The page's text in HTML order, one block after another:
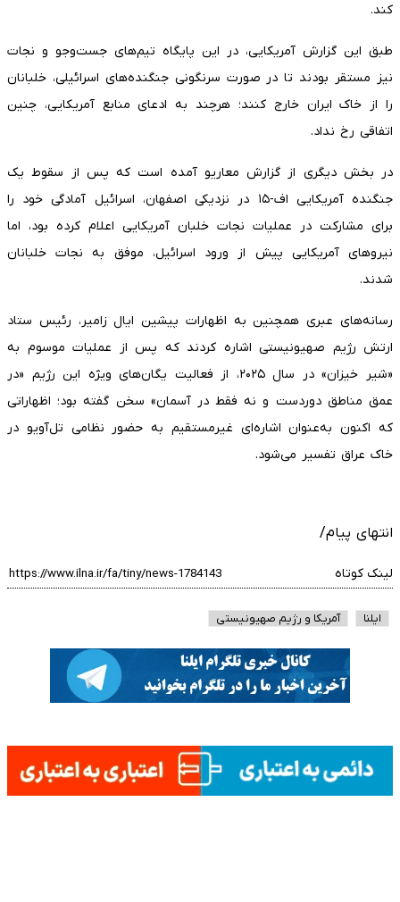
کند.
طبق این گزارش آمریکایی، در این پایگاه تیم‌های جست‌وجو و نجات
نیز مستقر بودند تا در صورت سرنگونی جنگنده‌های اسرائیلی، خلبانان
را از خاک ایران خارج کنند؛ هرچند به ادعای منابع آمریکایی، چنین
اتفاقی رخ نداد.
در بخش دیگری از گزارش معاریو آمده است که پس از سقوط یک
جنگنده آمریکایی اف-۱۵ در نزدیکی اصفهان، اسرائیل آمادگی خود را
برای مشارکت در عملیات نجات خلبان آمریکایی اعلام کرده بود، اما
نیروهای آمریکایی پیش از ورود اسرائیل، موفق به نجات خلبانان
شدند.
رسانه‌های عبری همچنین به اظهارات پیشین ایال زامیر، رئیس ستاد
ارتش رژیم صهیونیستی اشاره کردند که پس از عملیات موسوم به
«شیر خیزان» در سال ۲۰۲۵، از فعالیت یگان‌های ویژه این رژیم «در
عمق مناطق دوردست و نه فقط در آسمان» سخن گفته بود؛ اظهاراتی
که اکنون به‌عنوان اشاره‌ای غیرمستقیم به حضور نظامی تل‌آویو در
خاک عراق تفسیر می‌شود.
انتهای پیام/
لینک کوتاه
ایلنا آمریکا و رژیم صهیونیستی